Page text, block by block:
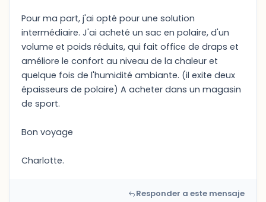
Pour ma part, j'ai opté pour une solution
intermédiaire. J'ai acheté un sac en polaire, d'un
volume et poids réduits, qui fait office de draps et
améliore le confort au niveau de la chaleur et
quelque fois de l'humidité ambiante. (il exite deux
épaisseurs de polaire) A acheter dans un magasin
de sport.
Bon voyage
Charlotte.
Responder a este mensaje